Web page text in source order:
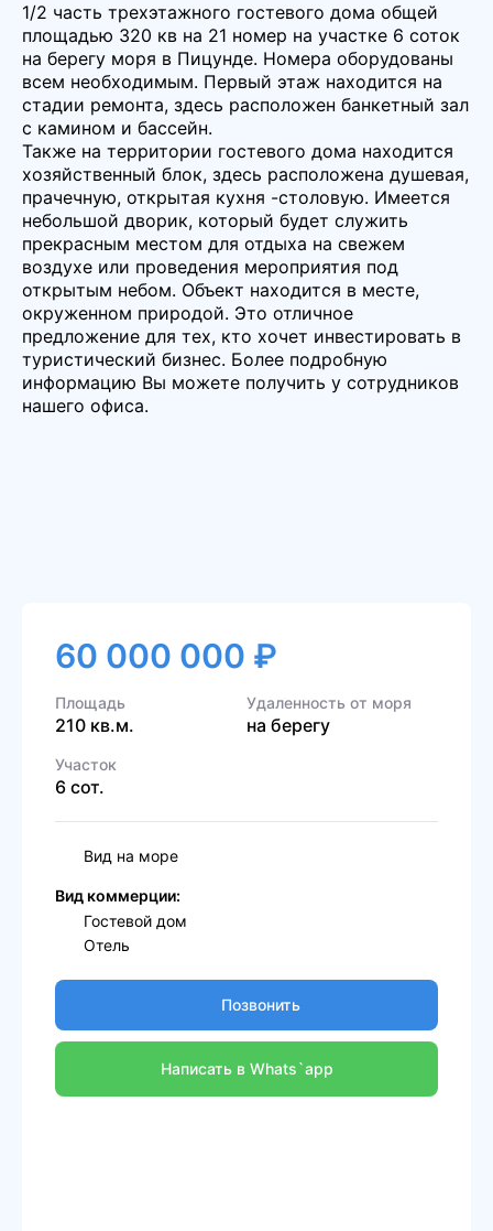
1/2 часть трехэтажного гостевого дома общей
площадью 320 кв на 21 номер на участке 6 соток
на берегу моря в Пицунде. Номера оборудованы
всем необходимым. Первый этаж находится на
стадии ремонта, здесь расположен банкетный зал
с камином и бассейн.
Также на территории гостевого дома находится
хозяйственный блок, здесь расположена душевая,
прачечную, открытая кухня -столовую. Имеется
небольшой дворик, который будет служить
прекрасным местом для отдыха на свежем
воздухе или проведения мероприятия под
открытым небом. Объект находится в месте,
окруженном природой. Это отличное
предложение для тех, кто хочет инвестировать в
туристический бизнес. Более подробную
информацию Вы можете получить у сотрудников
нашего офиса.
60 000 000 ₽
Площадь
210 кв.м.
Удаленность от моря
на берегу
Участок
6 сот.
Вид на море
Вид коммерции:
Гостевой дом
Отель
Позвонить
Написать в Whats`app